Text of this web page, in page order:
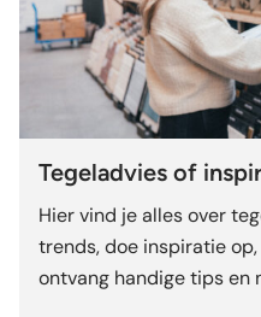
Tegeladvies of
Hier vind je alles over
trends, doe inspiratie
ontvang handige tips en